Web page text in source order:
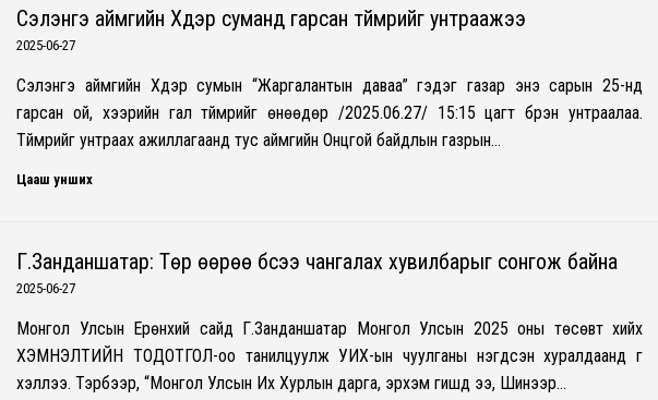
Сэлэнгэ аймгийн Хүдэр суманд гарсан түймрийг унтраажээ
2025-06-27
Сэлэнгэ аймгийн Хүдэр сумын “Жаргалантын даваа” гэдэг газар энэ сарын 25-нд
гарсан ой, хээрийн гал түймрийг өнөөдөр /2025.06.27/ 15:15 цагт бүрэн унтраалаа.
Түймрийг унтраах ажиллагаанд тус аймгийн Онцгой байдлын газрын…
Цааш унших
Г.Занданшатар: Төр өөрөө бүсээ чангалах хувилбарыг сонгож байна
2025-06-27
Монгол Улсын Ерөнхий сайд Г.Занданшатар Монгол Улсын 2025 оны төсөвт хийх
ХЭМНЭЛТИЙН ТОДОТГОЛ-оо танилцуулж УИХ-ын чуулганы нэгдсэн хуралдаанд үг
хэллээ. Тэрбээр, “Монгол Улсын Их Хурлын дарга, эрхэм гишүүд ээ, Шинээр…